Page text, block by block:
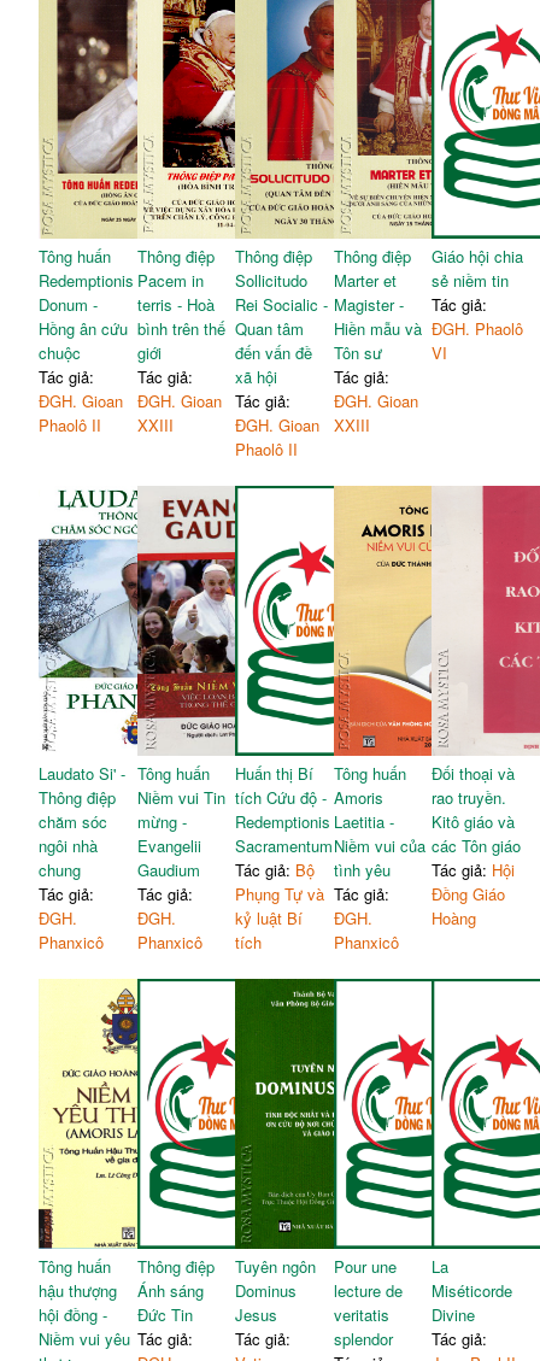
Tông huấn
Redemptionis
Donum -
Hồng ân cứu
chuộc
Tác giả:
ĐGH. Gioan
Phaolô II
Thông điệp
Pacem in
terris - Hoà
bình trên thế
giới
Tác giả:
ĐGH. Gioan
XXIII
Thông điệp
Sollicitudo
Rei Socialic -
Quan tâm
đến vấn đề
xã hội
Tác giả:
ĐGH. Gioan
Phaolô II
Thông điệp
Marter et
Magister -
Hiền mẫu và
Tôn sư
Tác giả:
ĐGH. Gioan
XXIII
Giáo hội chia
sẻ niềm tin
Tác giả:
ĐGH. Phaolô
VI
Laudato Si' -
Thông điệp
chăm sóc
ngôi nhà
chung
Tác giả:
ĐGH.
Phanxicô
Tông huấn
Niềm vui Tin
mừng -
Evangelii
Gaudium
Tác giả:
ĐGH.
Phanxicô
Huấn thị Bí
tích Cứu độ -
Redemptionis
Sacramentum
Tác giả: Bộ
Phụng Tự và
kỷ luật Bí
tích
Tông huấn
Amoris
Laetitia -
Niềm vui của
tình yêu
Tác giả:
ĐGH.
Phanxicô
Đối thoại và
rao truyền.
Kitô giáo và
các Tôn giáo
Tác giả: Hội
Đồng Giáo
Hoàng
Tông huấn
hậu thượng
hội đồng -
Niềm vui yêu
Thông điệp
Ánh sáng
Đức Tin
Tác giả:
Tuyên ngôn
Dominus
Jesus
Tác giả:
Pour une
lecture de
veritatis
splendor
La
Miséticorde
Divine
Tác giả: